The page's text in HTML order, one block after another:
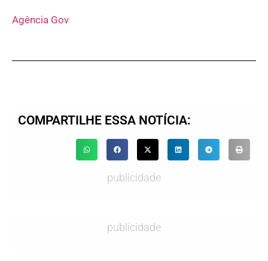
Agência Gov
COMPARTILHE ESSA NOTÍCIA:
publicidade
publicidade